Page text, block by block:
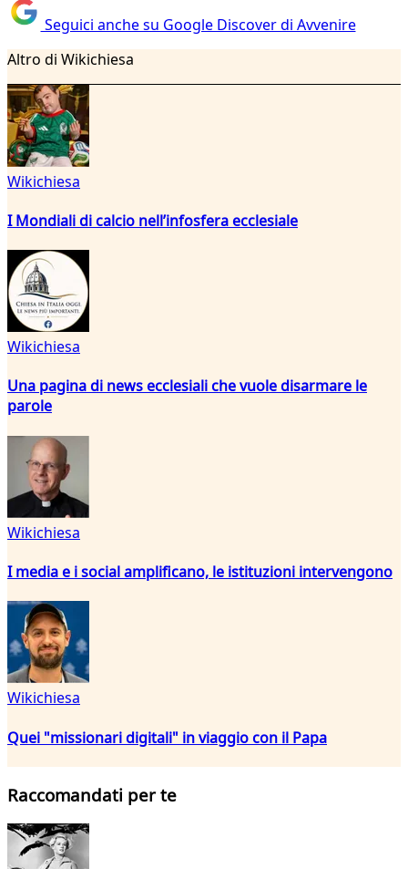
Seguici anche su Google Discover di Avvenire
Altro di Wikichiesa
Wikichiesa
I Mondiali di calcio nell’infosfera ecclesiale
Wikichiesa
Una pagina di news ecclesiali che vuole disarmare le
parole
Wikichiesa
I media e i social amplificano, le istituzioni intervengono
Wikichiesa
Quei "missionari digitali" in viaggio con il Papa
Raccomandati per te